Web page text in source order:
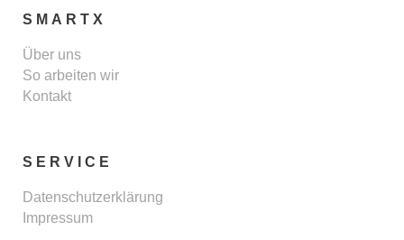
SMARTX
Über uns
So arbeiten wir
Kontakt
SERVICE
Datenschutzerklärung
Impressum